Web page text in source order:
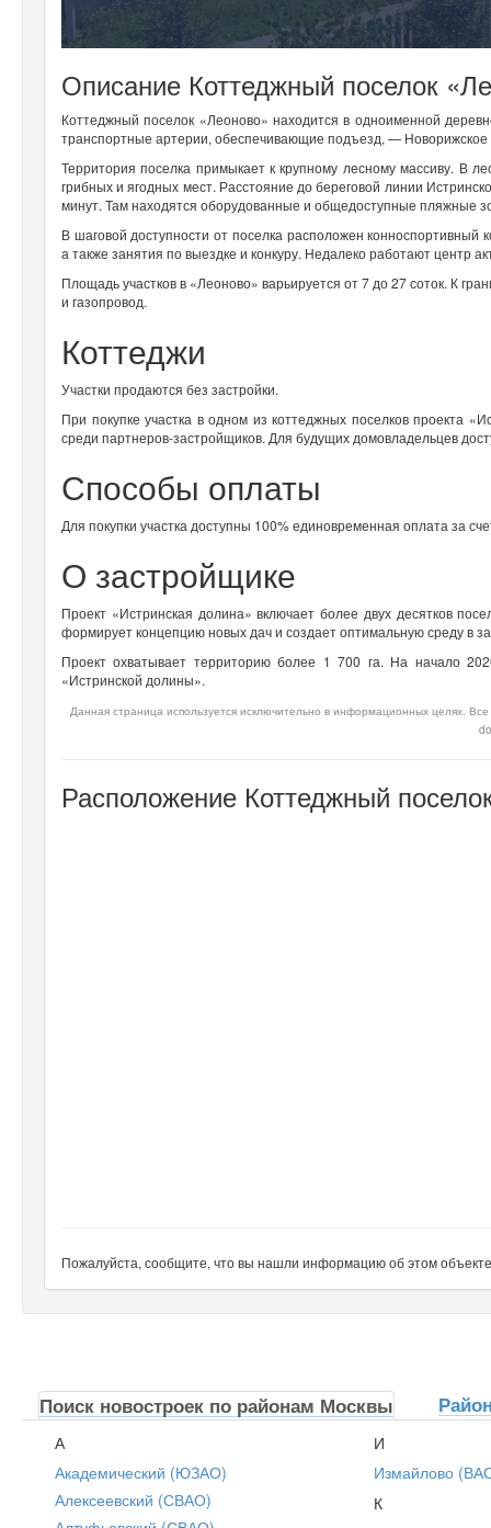
Описание Коттеджный поселок
Коттеджный поселок «Леоново» находится в одноименной
транспортные артерии, обеспечивающие подъезд, —
Территория поселка примыкает к крупному лесному массиву. В
грибных и ягодных мест. Расстояние до береговой линии
минут. Там находятся оборудованные и общедоступные пляжные
В шаговой доступности от поселка расположен конноспортивный
а также занятия по выездке и конкуру. Недалеко работают центр
Площадь участков в «Леоново» варьируется от 7 до 27 соток. К
и газопровод.
Коттеджи
Участки продаются без застройки.
При покупке участка в одном из коттеджных поселков проекта
среди партнеров-застройщиков. Для будущих домовладельцев
Способы оплаты
Для покупки участка доступны 100% единовременная оплата за
О застройщике
Проект «Истринская долина» включает более двух десятков
формирует концепцию новых дач и создает оптимальную среду в
Проект охватывает территорию более 1 700 га. На начало
«Истринской долины».
Данная страница используется исключительно в информационных целях.
Расположение Коттеджный
Пожалуйста, сообщите, что вы нашли информацию об этом
Поиск новостроек по районам Москвы
А
Академический (ЮЗАО)
Алексеевский (СВАО)
И
Измайлово
К